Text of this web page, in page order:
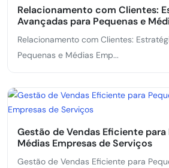
Relacionamento com Clientes:
Avançadas para Pequenas e
Relacionamento com Clientes:
Pequenas e Médias Emp...
Gestão de Vendas Eficiente para
Médias Empresas de Serviços
Gestão de Vendas Eficiente para